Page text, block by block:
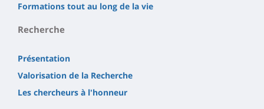
Formations tout au long de la vie
Recherche
Présentation
Valorisation de la Recherche
Les chercheurs à l'honneur